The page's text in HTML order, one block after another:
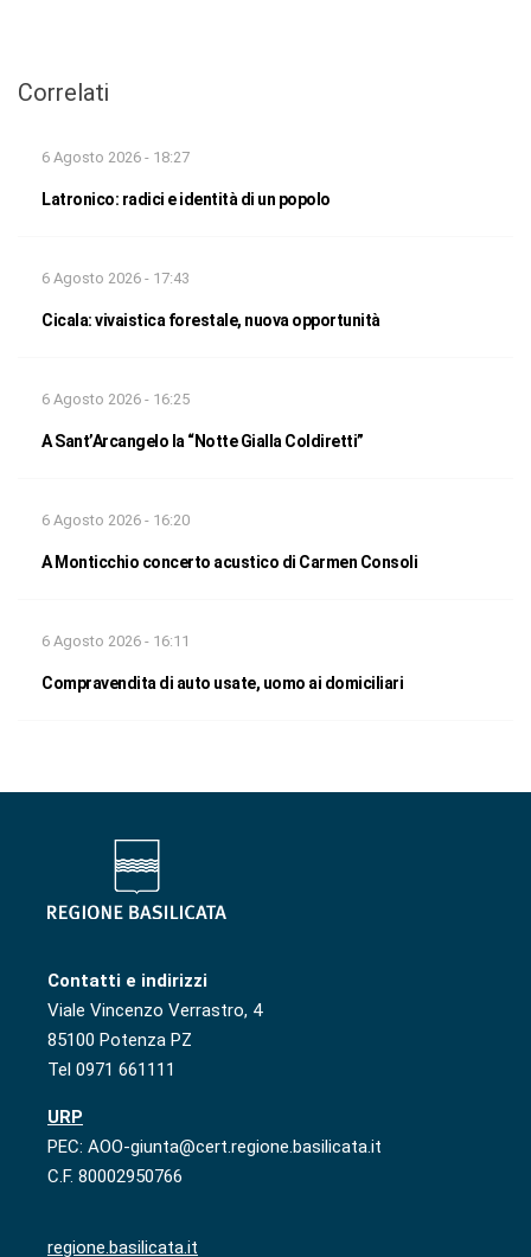
Correlati
6 Agosto 2026 - 18:27
Latronico: radici e identità di un popolo
6 Agosto 2026 - 17:43
Cicala: vivaistica forestale, nuova opportunità
6 Agosto 2026 - 16:25
A Sant’Arcangelo la “Notte Gialla Coldiretti”
6 Agosto 2026 - 16:20
A Monticchio concerto acustico di Carmen Consoli
6 Agosto 2026 - 16:11
Compravendita di auto usate, uomo ai domiciliari
Contatti e indirizzi
Viale Vincenzo Verrastro, 4
85100 Potenza PZ
Tel 0971 661111
URP
PEC: AOO-giunta@cert.regione.basilicata.it
C.F. 80002950766
regione.basilicata.it